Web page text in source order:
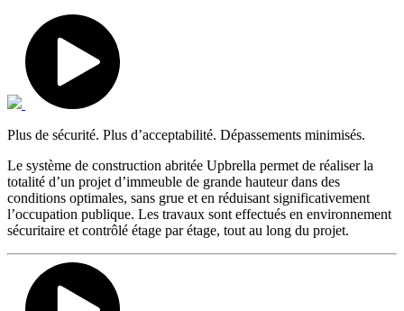
Plus de sécurité. Plus d’acceptabilité. Dépassements minimisés.
Le système de construction abritée Upbrella permet de réaliser la
totalité d’un projet d’immeuble de grande hauteur dans des
conditions optimales, sans grue et en réduisant significativement
l’occupation publique. Les travaux sont effectués en environnement
sécuritaire et contrôlé étage par étage, tout au long du projet.